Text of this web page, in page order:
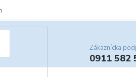
obchodu
Zákaznícka
0911 582